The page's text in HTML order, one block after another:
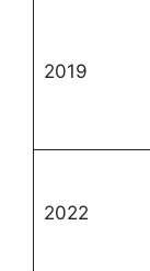
2019
2022